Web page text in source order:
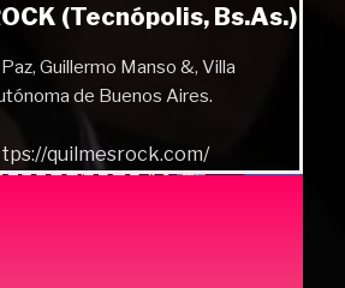
(Tecnópolis, Bs.As.)
Guillermo Manso &, Villa
de Buenos Aires.
quilmesrock.com/